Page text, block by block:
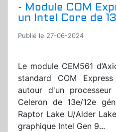
- Module COM
un Intel Core de
Publié le 27-06-2024
Le module CEM561
standard COM
autour d'un
Celeron de 13e/12e
Raptor Lake U/Alder
graphique Intel Gen 9...